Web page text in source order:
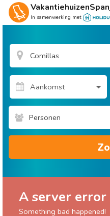
In samenwerking met
Personen
A server error
Something bad happened!